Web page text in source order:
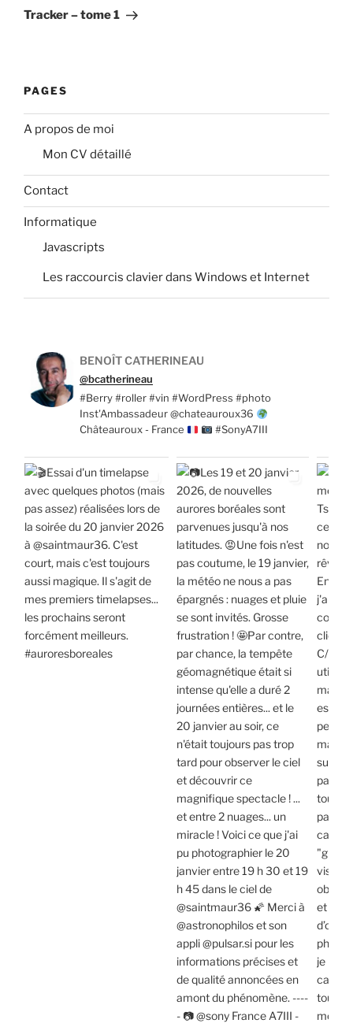
suivant
Tracker – tome 1
PAGES
A propos de moi
Mon CV détaillé
Contact
Informatique
Javascripts
Les raccourcis clavier dans Windows et Internet
BENOÎT CATHERINEAU
@bcatherineau
#Berry #roller #vin #WordPress #photo
Inst'Ambassadeur @chateauroux36
Châteauroux - France
#SonyA7III